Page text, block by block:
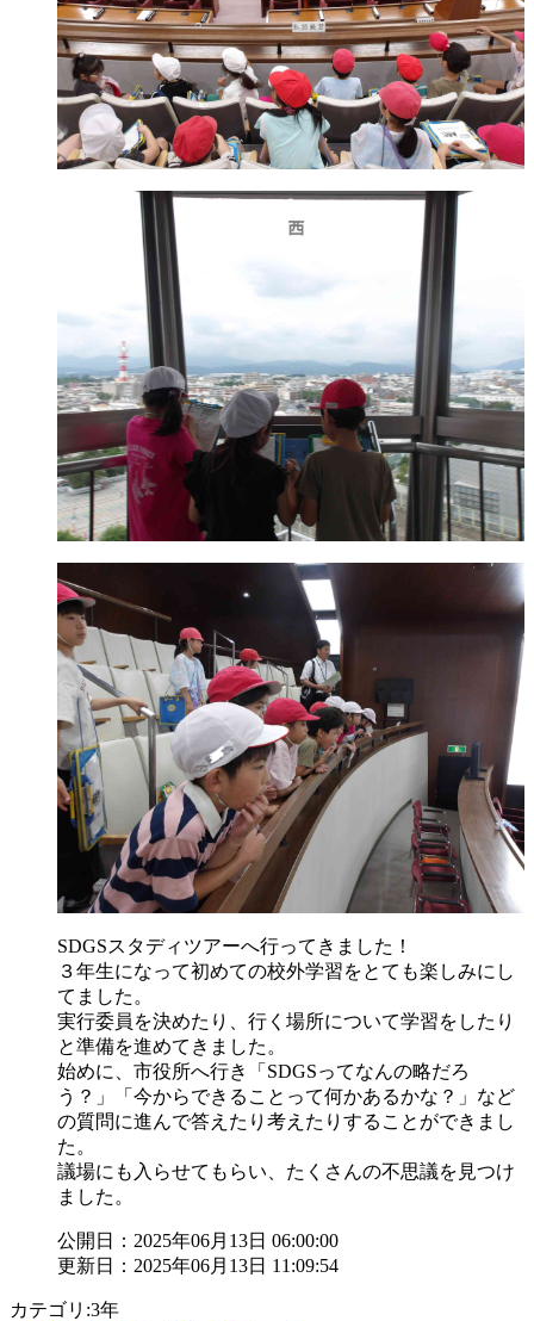
SDGSスタディツアーへ行ってきました！
３年生になって初めての校外学習をとても楽しみにし
てました。
実行委員を決めたり、行く場所について学習をしたり
と準備を進めてきました。
始めに、市役所へ行き「SDGSってなんの略だろ
う？」「今からできることって何かあるかな？」など
の質問に進んで答えたり考えたりすることができまし
た。
議場にも入らせてもらい、たくさんの不思議を見つけ
ました。
公開日：2025年06月13日 06:00:00
更新日：2025年06月13日 11:09:54
カテゴリ:3年